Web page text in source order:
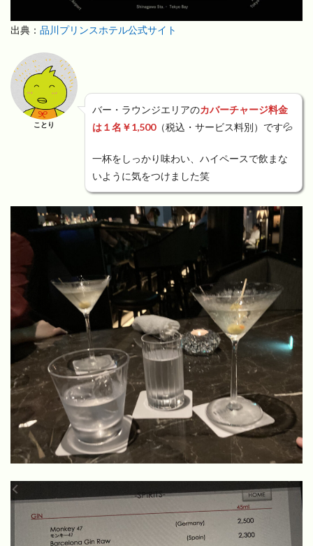
出典： 品川プリンスホテル公式サイト
ことり
バー・ラウンジエリアのカバーチャージ料金
は１名￥1,500（税込・サービス料別）です💦
一杯をしっかり味わい、ハイペースで飲まな
いように気をつけました笑